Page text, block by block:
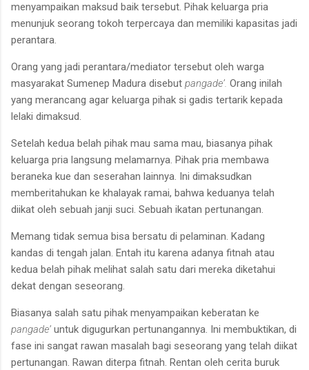
menyampaikan maksud baik tersebut. Pihak keluarga pria
menunjuk seorang tokoh terpercaya dan memiliki kapasitas jadi
perantara.
Orang yang jadi perantara/mediator tersebut oleh warga
masyarakat Sumenep Madura disebut pangade’. Orang inilah
yang merancang agar keluarga pihak si gadis tertarik kepada
lelaki dimaksud.
Setelah kedua belah pihak mau sama mau, biasanya pihak
keluarga pria langsung melamarnya. Pihak pria membawa
beraneka kue dan seserahan lainnya. Ini dimaksudkan
memberitahukan ke khalayak ramai, bahwa keduanya telah
diikat oleh sebuah janji suci. Sebuah ikatan pertunangan.
Memang tidak semua bisa bersatu di pelaminan. Kadang
kandas di tengah jalan. Entah itu karena adanya fitnah atau
kedua belah pihak melihat salah satu dari mereka diketahui
dekat dengan seseorang.
Biasanya salah satu pihak menyampaikan keberatan ke
pangade’ untuk digugurkan pertunangannya. Ini membuktikan, di
fase ini sangat rawan masalah bagi seseorang yang telah diikat
pertunangan. Rawan diterpa fitnah. Rentan oleh cerita buruk